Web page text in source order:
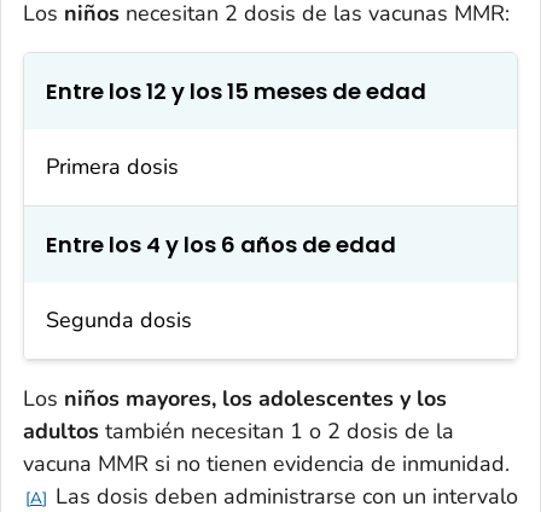
Los niños necesitan 2 dosis de las vacunas MMR:
Entre los 12 y los 15 meses de edad
Primera dosis
Entre los 4 y los 6 años de edad
Segunda dosis
Los niños mayores, los adolescentes y los
adultos también necesitan 1 o 2 dosis de la
vacuna MMR si no tienen evidencia de inmunidad.
A
Las dosis deben administrarse con un intervalo